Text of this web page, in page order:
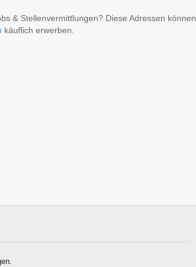
& Stellenvermittlungen? Diese Adressen können
käuflich erwerben.